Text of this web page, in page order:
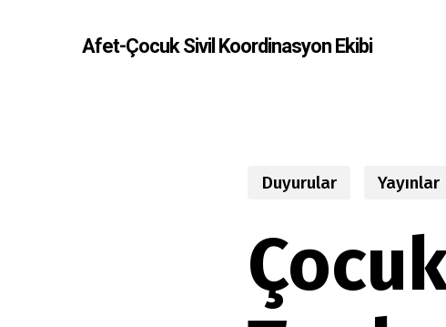
Afet-Çocuk Sivil Koordinasyon Ekibi
Duyurular Yayınlar